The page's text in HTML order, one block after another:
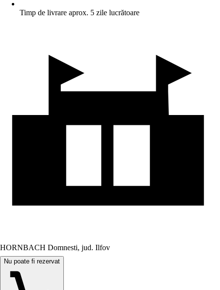
Timp de livrare aprox. 5 zile lucrătoare
HORNBACH Domnesti, jud. Ilfov
Nu poate fi rezervat